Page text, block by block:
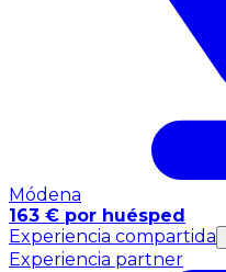
Módena
163 € por huésped
Experiencia compartida
Experiencia partner